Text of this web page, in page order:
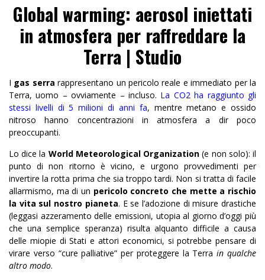
Global warming: aerosol iniettati
in atmosfera per raffreddare la
Terra | Studio
I gas serra rappresentano un pericolo reale e immediato per la
Terra, uomo – ovviamente – incluso. La CO2 ha raggiunto gli
stessi livelli di 5 milioni di anni fa, mentre metano e ossido
nitroso hanno concentrazioni in atmosfera a dir poco
preoccupanti.
Lo dice la World Meteorological Organization(e non solo): il
punto di non ritorno è vicino, e urgono provvedimenti per
invertire la rotta prima che sia troppo tardi. Non si tratta di facile
allarmismo, ma di un pericolo concreto che mette a rischio
la vita sul nostro pianeta. E se l’adozione di misure drastiche
(leggasi azzeramento delle emissioni, utopia al giorno d’oggi più
che una semplice speranza) risulta alquanto difficile a causa
delle miopie di Stati e attori economici, si potrebbe pensare di
virare verso “cure palliative” per proteggere la Terrain qualche
altro modo.